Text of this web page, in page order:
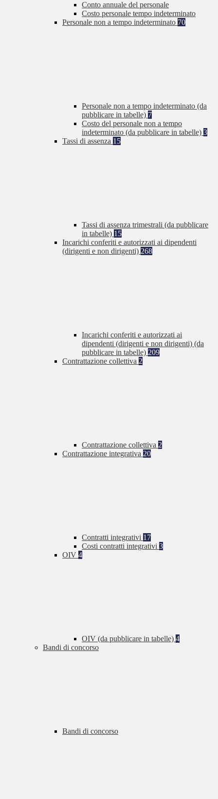
Conto annuale del personale
Costo personale tempo indeterminato
Personale non a tempo indeterminato 70
Personale non a tempo indeterminato (da
pubblicare in tabelle) 7
Costo del personale non a tempo
indeterminato (da pubblicare in tabelle) 3
Tassi di assenza 15
Tassi di assenza trimestrali (da pubblicare
in tabelle) 15
Incarichi conferiti e autorizzati ai dipendenti
(dirigenti e non dirigenti) 268
Incarichi conferiti e autorizzati ai
dipendenti (dirigenti e non dirigenti) (da
pubblicare in tabelle) 209
Contrattazione collettiva 2
Contrattazione collettiva 2
Contrattazione integrativa 20
Contratti integrativi 17
Costi contratti integrativi 3
OIV 4
OIV (da pubblicare in tabelle) 4
Bandi di concorso
Bandi di concorso